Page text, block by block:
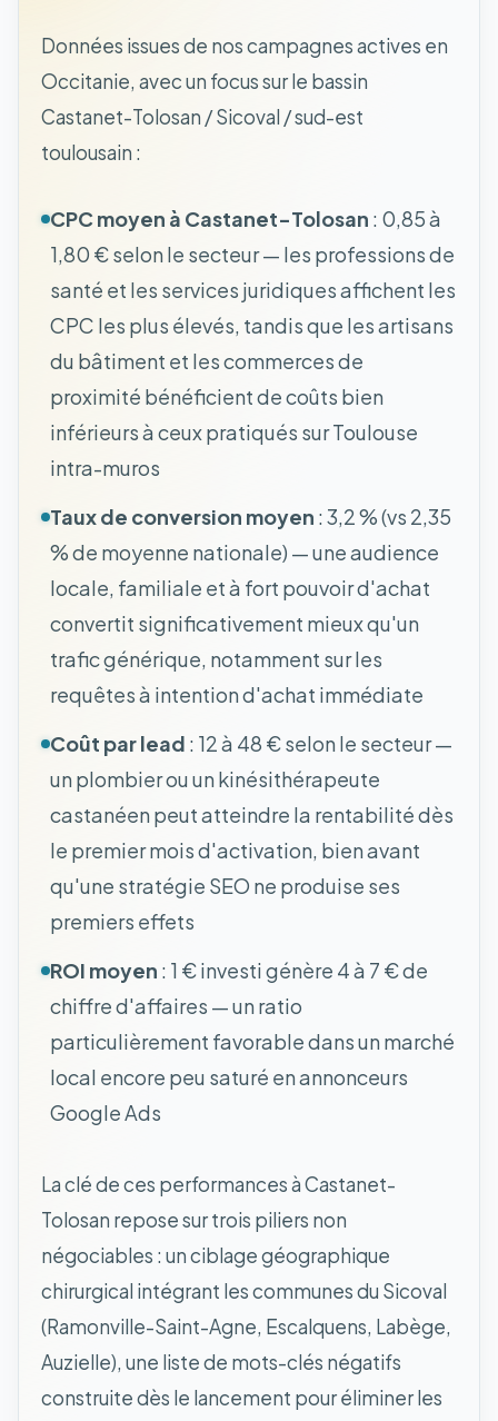
Données issues de nos campagnes actives en
Occitanie, avec un focus sur le bassin
Castanet-Tolosan / Sicoval / sud-est
toulousain :
CPC moyen à Castanet-Tolosan : 0,85 à
1,80 € selon le secteur — les professions de
santé et les services juridiques affichent les
CPC les plus élevés, tandis que les artisans
du bâtiment et les commerces de
proximité bénéficient de coûts bien
inférieurs à ceux pratiqués sur Toulouse
intra-muros
Taux de conversion moyen : 3,2 % (vs 2,35
% de moyenne nationale) — une audience
locale, familiale et à fort pouvoir d'achat
convertit significativement mieux qu'un
trafic générique, notamment sur les
requêtes à intention d'achat immédiate
Coût par lead : 12 à 48 € selon le secteur —
un plombier ou un kinésithérapeute
castanéen peut atteindre la rentabilité dès
le premier mois d'activation, bien avant
qu'une stratégie SEO ne produise ses
premiers effets
ROI moyen : 1 € investi génère 4 à 7 € de
chiffre d'affaires — un ratio
particulièrement favorable dans un marché
local encore peu saturé en annonceurs
Google Ads
La clé de ces performances à Castanet-
Tolosan repose sur trois piliers non
négociables : un ciblage géographique
chirurgical intégrant les communes du Sicoval
(Ramonville-Saint-Agne, Escalquens, Labège,
Auzielle), une liste de mots-clés négatifs
construite dès le lancement pour éliminer les